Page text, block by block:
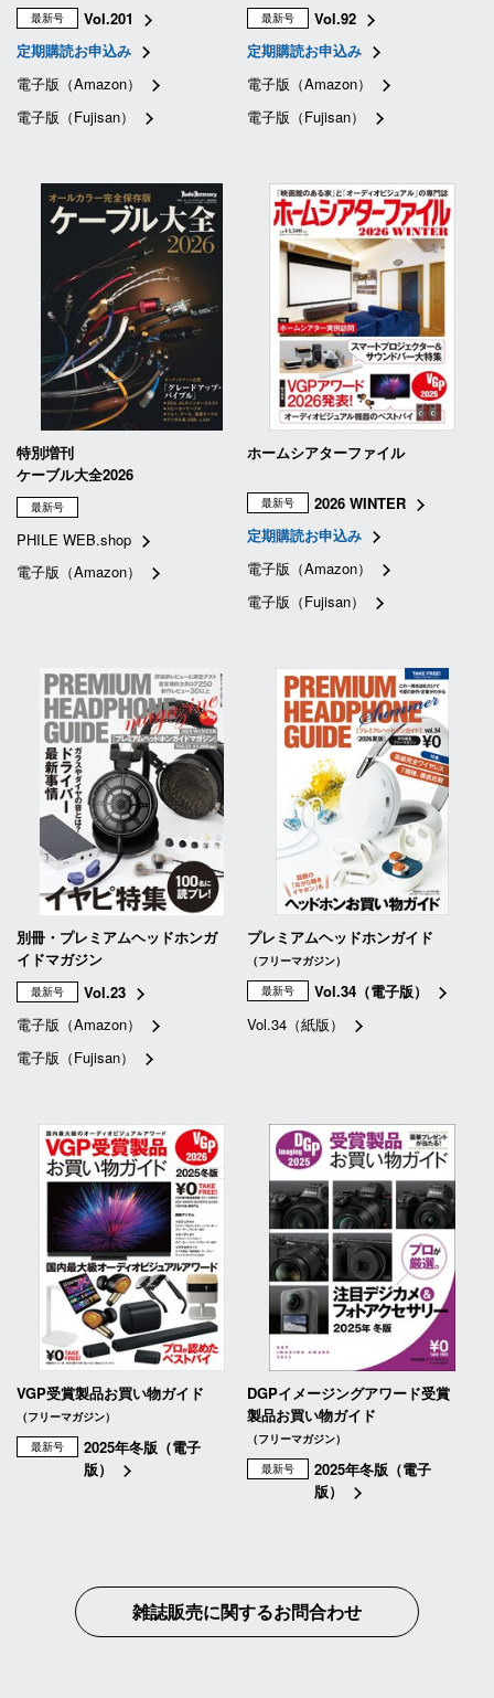
最新号
Vol.201
定期購読お申込み
電子版（Amazon）
電子版（Fujisan）
最新号
Vol.92
定期購読お申込み
電子版（Amazon）
電子版（Fujisan）
特別増刊
ケーブル大全2026
最新号
PHILE WEB.shop
電子版（Amazon）
ホームシアターファイル
最新号
2026 WINTER
定期購読お申込み
電子版（Amazon）
電子版（Fujisan）
別冊・プレミアムヘッドホンガ
イドマガジン
最新号
Vol.23
電子版（Amazon）
電子版（Fujisan）
プレミアムヘッドホンガイド
（フリーマガジン）
最新号
Vol.34（電子版）
Vol.34（紙版）
VGP受賞製品お買い物ガイド
（フリーマガジン）
最新号
2025年冬版（電子
版）
DGPイメージングアワード受賞
製品お買い物ガイド
（フリーマガジン）
最新号
2025年冬版（電子
版）
雑誌販売に関するお問合わせ